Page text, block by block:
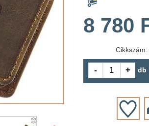
8 780
Cikkszám:
db